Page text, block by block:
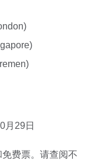
月29日
费票。请查阅不